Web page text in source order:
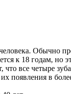
Обычно
к 18 годам, но
все четыре
появления в